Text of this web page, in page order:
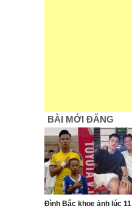
BÀI MỚI ĐĂNG
Đình Bắc khoe ảnh lúc 11